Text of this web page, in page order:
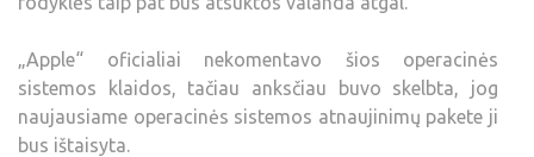
„Apple“ oficialiai nekomentavo šios operacinės
sistemos klaidos, tačiau anksčiau buvo skelbta, jog
naujausiame operacinės sistemos atnaujinimų pakete ji
bus ištaisyta.